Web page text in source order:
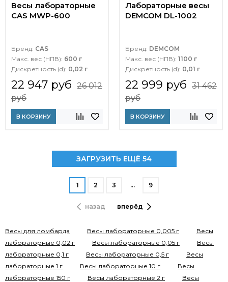
Весы лабораторные
CAS MWP-600
Бренд: CAS
Макс. вес (НПВ): 600 г
Дискретность (d): 0,02 г
22 947 руб 26 012
руб
В КОРЗИНУ
Лабораторные весы
DEMCOM DL-1002
Бренд: DEMCOM
Макс. вес (НПВ): 1100 г
Дискретность (d): 0,01 г
22 999 руб 31 462
руб
В КОРЗИНУ
ЗАГРУЗИТЬ ЕЩЁ 54
назад
1 2 3 … 9
вперёд
Весы для ломбарда Весы лабораторные 0,005 г
Весы
лабораторные 0,02 г
Весы лабораторные 0,05 г
Весы
лабораторные 0,1 г
Весы лабораторные 0,5 г
Весы
лабораторные 1 г
Весы лабораторные 10 г
Весы
лабораторные 150 г
Весы лабораторные 2 г
Весы